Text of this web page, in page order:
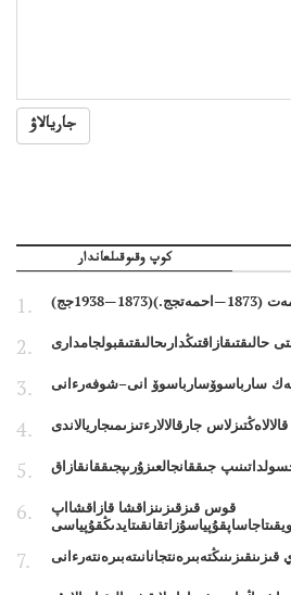
جاريالاۋ
كوپ وقىوقىلعاندار
حالىقتىقازاقتىڭدارىحالىقتىقبولجامدارى
سارباسوۆسارباسوۆ انى–شوفەرءانى
جارقالالارءتىزىمىجاريالاندى
جىققانجالعىزۇرىپجىققانقازاق
قوس قىزقىزىنزاقشا قازاقشااپ
قىزىنقىزىنىڭتەبىرەنتجانانىتەبىرەنتەرءانى